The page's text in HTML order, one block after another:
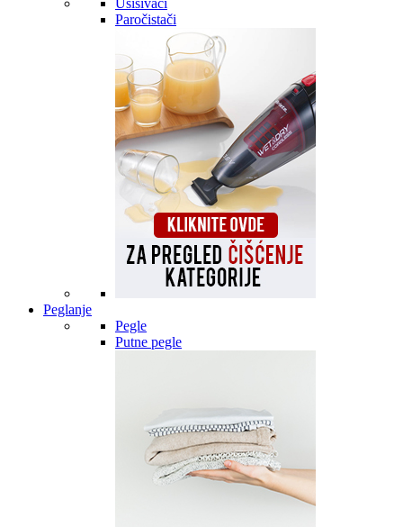
Usisivači
Paročistači
Peglanje
Pegle
Putne pegle